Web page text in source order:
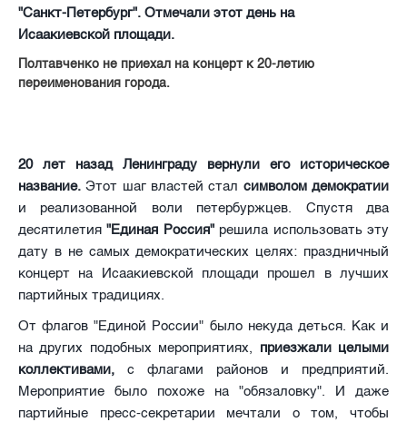
"Санкт-Петербург". Отмечали этот день на
Исаакиевской площади.
Полтавченко не приехал на концерт к 20-летию
переименования города.
20 лет назад Ленинграду вернули его историческое
название.Этот шаг властей стал символом демократии
и реализованной воли петербуржцев. Спустя два
десятилетия "Единая Россия"решила использовать эту
дату в не самых демократических целях: праздничный
концерт на Исаакиевской площади прошел в лучших
партийных традициях.
От флагов "Единой России" было некуда деться. Как и
на других подобных мероприятиях, приезжали целыми
коллективами, с флагами районов и предприятий.
Мероприятие было похоже на "обязаловку". И даже
партийные пресс-секретарии мечтали о том, чтобы